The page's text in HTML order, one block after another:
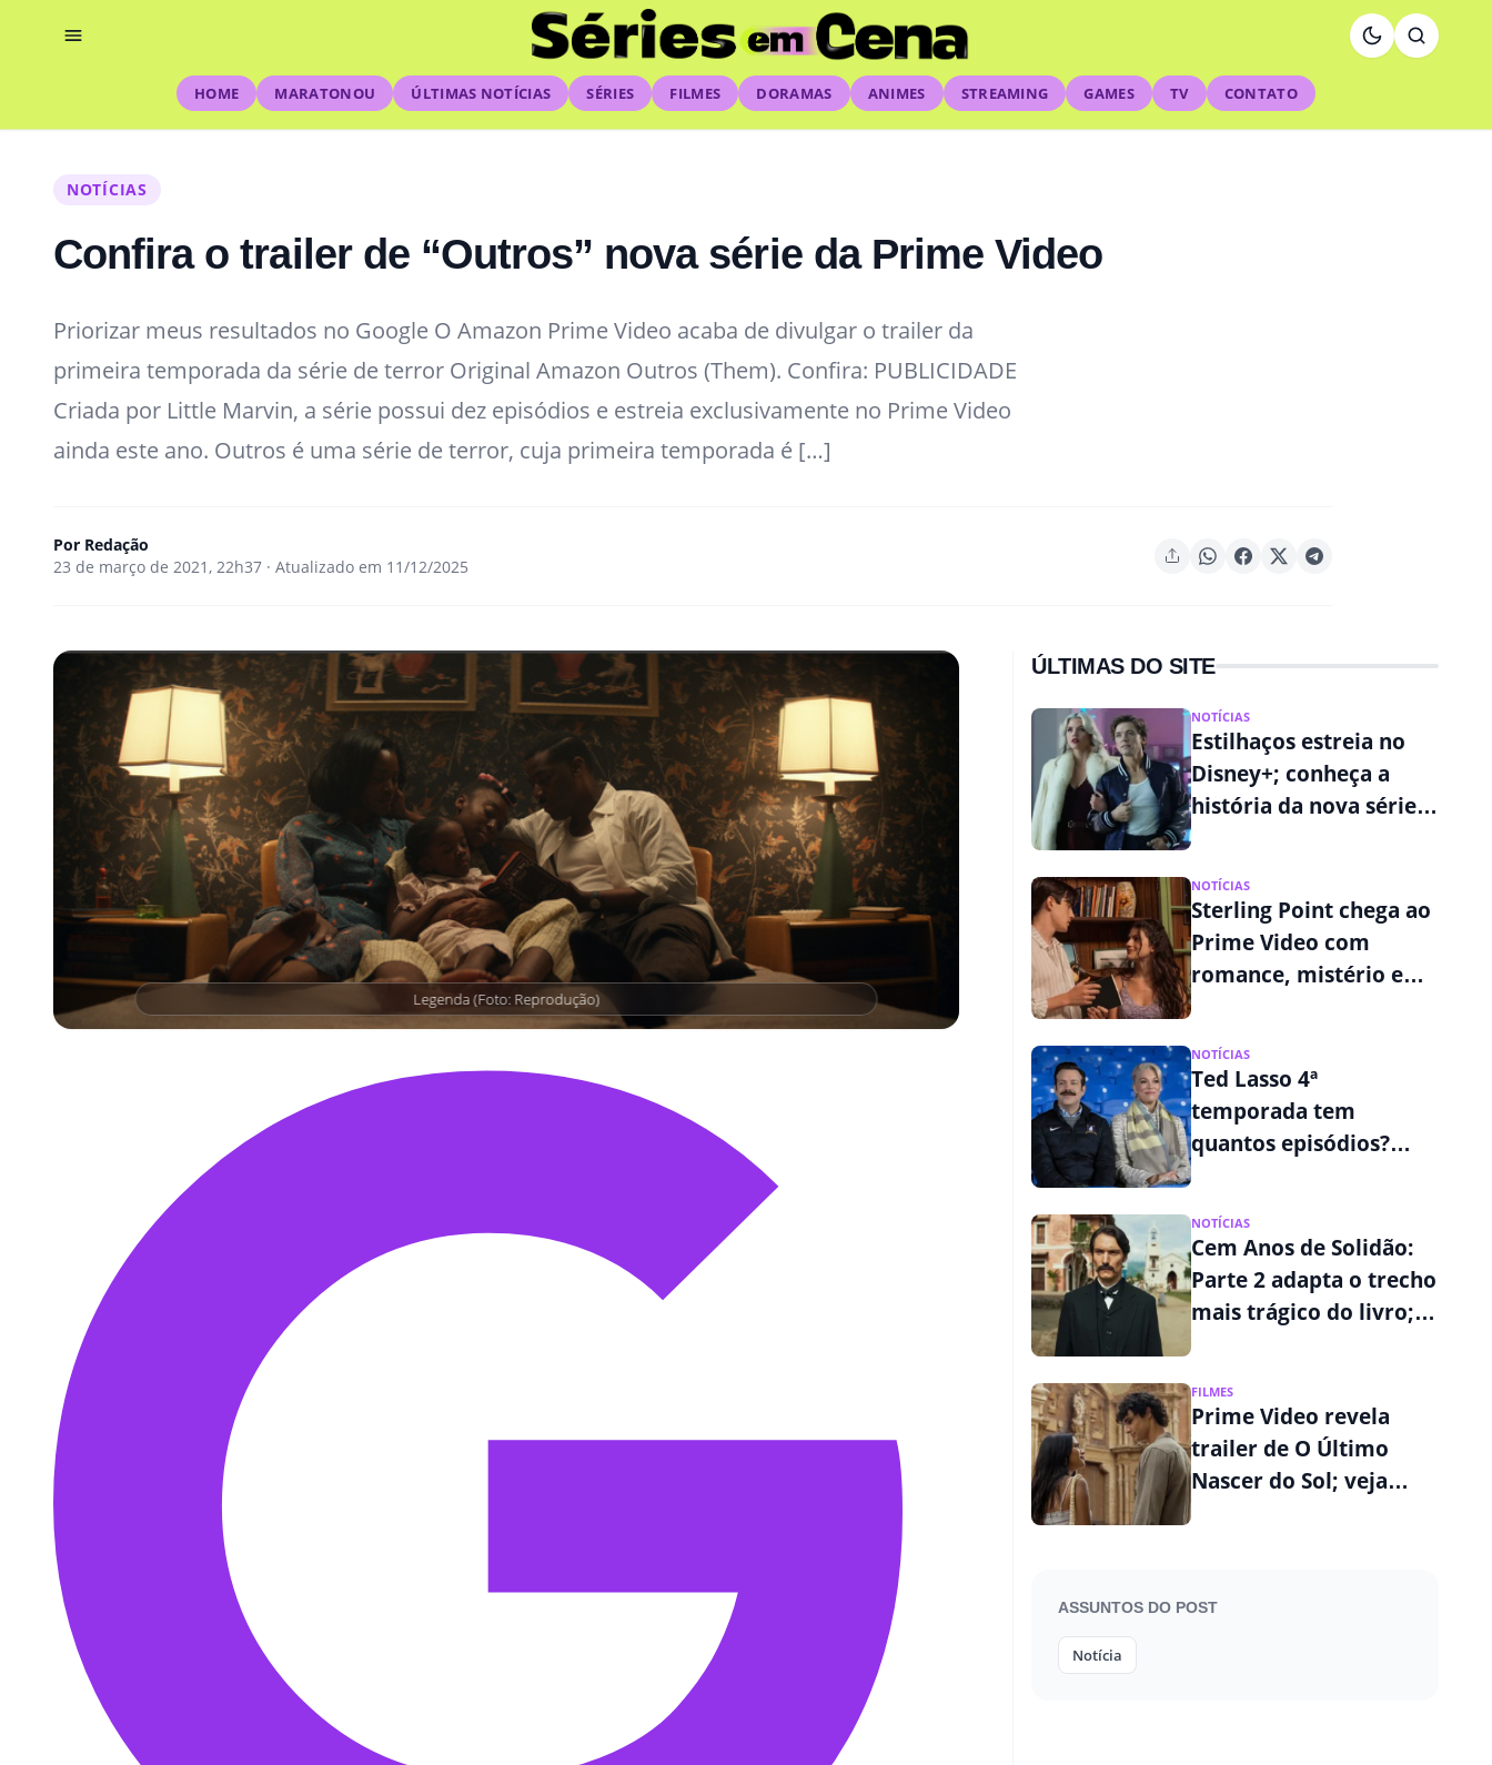
HOME MARATONOU ÚLTIMAS NOTÍCIAS SÉRIES FILMES DORAMAS ANIMES STREAMING GAMES TV CONTATO
NOTÍCIAS
Confira o trailer de “Outros” nova série da Prime Video
Priorizar meus resultados no Google O Amazon Prime Video acaba de divulgar o trailer da
primeira temporada da série de terror Original Amazon Outros (Them). Confira: PUBLICIDADE
Criada por Little Marvin, a série possui dez episódios e estreia exclusivamente no Prime Video
ainda este ano. Outros é uma série de terror, cuja primeira temporada é […]
Por Redação
23 de março de 2021, 22h37 · Atualizado em 11/12/2025
Legenda (Foto: Reprodução)
ÚLTIMAS DO SITE
NOTÍCIAS
Estilhaços estreia no
Disney+; conheça a
história da nova série
NOTÍCIAS
Sterling Point chega ao
Prime Video com
romance, mistério e
NOTÍCIAS
Ted Lasso 4ª
temporada tem
quantos episódios?
NOTÍCIAS
Cem Anos de Solidão:
Parte 2 adapta o trecho
mais trágico do livro;
FILMES
Prime Video revela
trailer de O Último
Nascer do Sol; veja
ASSUNTOS DO POST
Notícia